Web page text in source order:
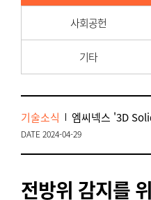
사회공헌
기타
기술소식 엠씨넥스 '3D
DATE 2024-04-29
전방위 감지를